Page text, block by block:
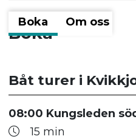
Boka Om oss
Boka
Båt turer i
08:00 Kungsleden
15 min